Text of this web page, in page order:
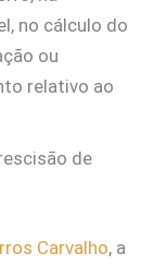
no cálculo do
ou
relativo ao
de
Carvalho, a